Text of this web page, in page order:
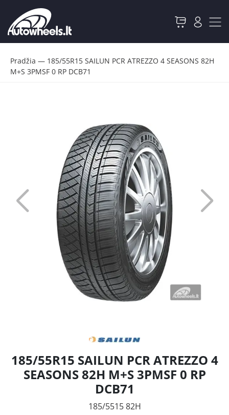
Pradžia — 185/55R15 SAILUN PCR ATREZZO 4 SEASONS 82H
M+S 3PMSF 0 RP DCB71
185/55R15 SAILUN PCR ATREZZO 4
SEASONS 82H M+S 3PMSF 0 RP
DCB71
185/5515 82H